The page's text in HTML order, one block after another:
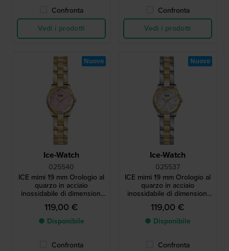
Confronta
Vedi i prodotti
Confronta
Vedi i prodotti
Ice-Watch
025540
ICE mimi 19 mm Orologio al
quarzo in acciaio
inossidabile di dimensioni
molto ridotte con indici in
cristallo.
119,00 €
● Disponibile
Confronta
Nuovo
Ice-Watch
025537
ICE mimi 19 mm Orologio al
quarzo in acciaio
inossidabile di dimensioni
molto ridotte con indici in
cristallo.
119,00 €
● Disponibile
Confronta
Nuovo